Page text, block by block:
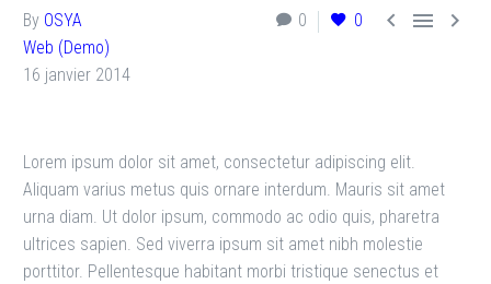
0 0   
By OSYA
Web (Demo)
16 janvier 2014
Lorem ipsum dolor sit amet, consectetur adipiscing elit.
Aliquam varius metus quis ornare interdum. Mauris sit amet
urna diam. Ut dolor ipsum, commodo ac odio quis, pharetra
ultrices sapien. Sed viverra ipsum sit amet nibh molestie
porttitor. Pellentesque habitant morbi tristique senectus et